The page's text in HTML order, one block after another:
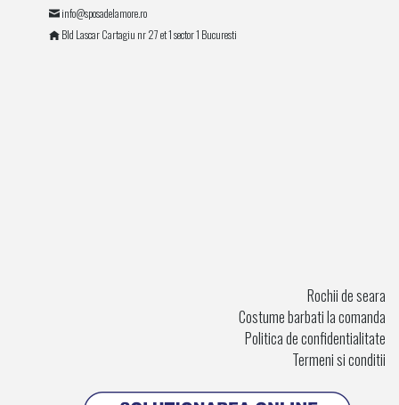
info@sposadelamore.ro
Bld Lascar Cartagiu nr 27 et 1 sector 1 Bucuresti
Rochii de seara
Costume barbati la comanda
Politica de confidentialitate
Termeni si conditii